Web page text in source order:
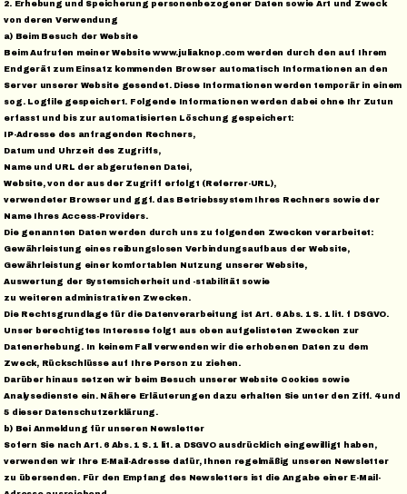
2. Erhebung und Speicherung personenbezogener Daten sowie Art und Zweck
von deren Verwendung
a) Beim Besuch der Website
Beim Aufrufen meiner Website www.juliaknop.com werden durch den auf Ihrem
Endgerät zum Einsatz kommenden Browser automatisch Informationen an den
Server unserer Website gesendet. Diese Informationen werden temporär in einem
sog. Logfile gespeichert. Folgende Informationen werden dabei ohne Ihr Zutun
erfasst und bis zur automatisierten Löschung gespeichert:
IP-Adresse des anfragenden Rechners,
Datum und Uhrzeit des Zugriffs,
Name und URL der abgerufenen Datei,
Website, von der aus der Zugriff erfolgt (Referrer-URL),
verwendeter Browser und ggf. das Betriebssystem Ihres Rechners sowie der
Name Ihres Access-Providers.
Die genannten Daten werden durch uns zu folgenden Zwecken verarbeitet:
Gewährleistung eines reibungslosen Verbindungsaufbaus der Website,
Gewährleistung einer komfortablen Nutzung unserer Website,
Auswertung der Systemsicherheit und -stabilität sowie
zu weiteren administrativen Zwecken.
Die Rechtsgrundlage für die Datenverarbeitung ist Art. 6 Abs. 1 S. 1 lit. f DSGVO.
Unser berechtigtes Interesse folgt aus oben aufgelisteten Zwecken zur
Datenerhebung. In keinem Fall verwenden wir die erhobenen Daten zu dem
Zweck, Rückschlüsse auf Ihre Person zu ziehen.
Darüber hinaus setzen wir beim Besuch unserer Website Cookies sowie
Analysedienste ein. Nähere Erläuterungen dazu erhalten Sie unter den Ziff. 4 und
5 dieser Datenschutzerklärung.
b) Bei Anmeldung für unseren Newsletter
Sofern Sie nach Art. 6 Abs. 1 S. 1 lit. a DSGVO ausdrücklich eingewilligt haben,
verwenden wir Ihre E-Mail-Adresse dafür, Ihnen regelmäßig unseren Newsletter
zu übersenden. Für den Empfang des Newsletters ist die Angabe einer E-Mail-